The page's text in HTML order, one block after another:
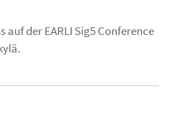
der EARLI Sig5 Conference